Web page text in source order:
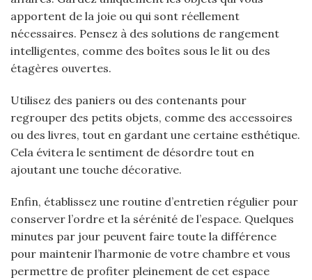
apportent de la joie ou qui sont réellement
nécessaires. Pensez à des solutions de rangement
intelligentes, comme des boîtes sous le lit ou des
étagères ouvertes.
Utilisez des paniers ou des contenants pour
regrouper des petits objets, comme des accessoires
ou des livres, tout en gardant une certaine esthétique.
Cela évitera le sentiment de désordre tout en
ajoutant une touche décorative.
Enfin, établissez une routine d’entretien régulier pour
conserver l’ordre et la sérénité de l’espace. Quelques
minutes par jour peuvent faire toute la différence
pour maintenir l’harmonie de votre chambre et vous
permettre de profiter pleinement de cet espace